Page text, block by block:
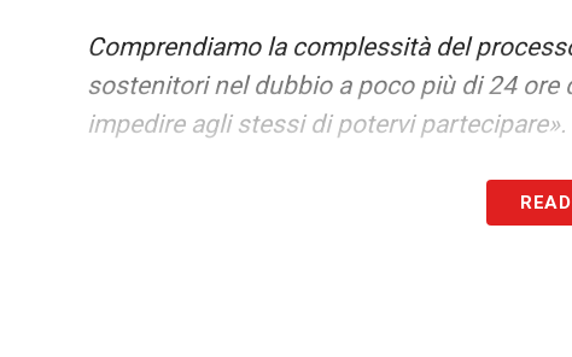
Comprendiamo la complessità del
sostenitori nel dubbio a poco più di 24 ore
impedire agli stessi di potervi partecipare».
Partite oggi, stasera e